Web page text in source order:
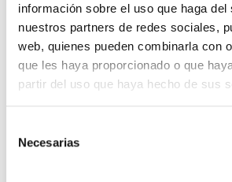
información sobre el uso que haga del
nuestros partners de redes sociales,
web, quienes pueden combinarla con
que les haya proporcionado o que
partir del uso que haya hecho de sus
Necesarias
Abierta la convocatoria
Becas SuperArte de
inclusivo